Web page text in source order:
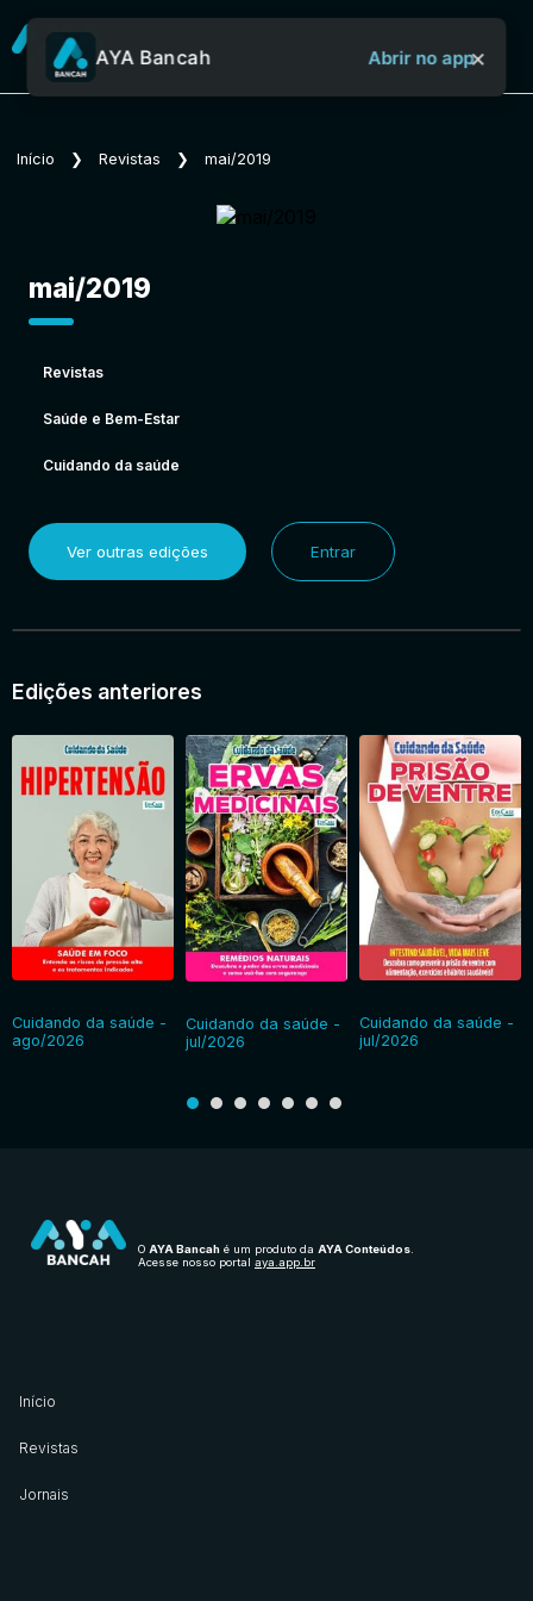
Sobre o Aya Bancah
AYA Bancah Abrir no app×
Início ❯ Revistas ❯ mai/2019
mai/2019
Revistas
Saúde e Bem-Estar
Cuidando da saúde
Ver outras edições Entrar
Edições anteriores
Cuidando da saúde -
ago/2026
Cuidando da saúde -
jul/2026
Cuidando da saúde -
jul/2026
O AYA Bancah é um produto da AYA Conteúdos
Acesse nosso portal aya.app.br
Início
Revistas
Jornais